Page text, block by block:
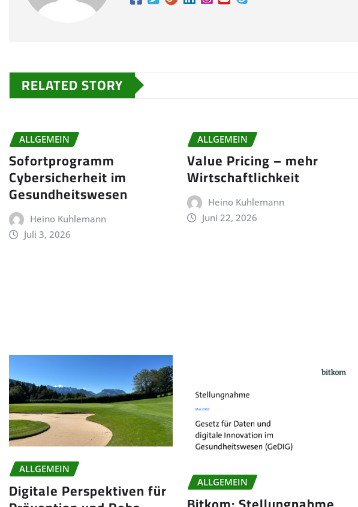
RELATED STORY
ALLGEMEIN
Sofortprogramm
Cybersicherheit im
Gesundheitswesen
Heino Kuhlemann
Juli 3, 2026
ALLGEMEIN
Value Pricing – mehr
Wirtschaftlichkeit
Heino Kuhlemann
Juni 22, 2026
ALLGEMEIN
Digitale Perspektiven für ALLGEMEIN